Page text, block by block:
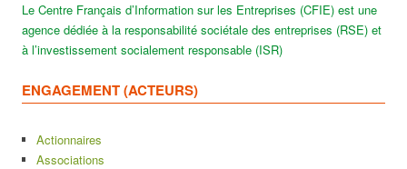
Le Centre Français d’Information sur les Entreprises (CFIE) est une
agence dédiée à la responsabilité sociétale des entreprises (RSE) et
à l’investissement socialement responsable (ISR)
ENGAGEMENT (ACTEURS)
Actionnaires
Associations